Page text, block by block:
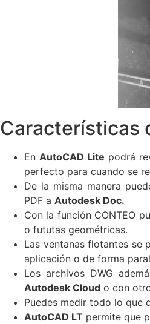
Características
En AutoCAD Lite podrá
perfecto para cuando se
De la misma manera
PDF a Autodesk Doc.
Con la función CONTEO
o fututas geométricas.
Las ventanas flotantes se
aplicación o de forma
Los archivos DWG
Autodesk Cloud o con
Puedes medir todo lo que
AutoCAD LT permite que